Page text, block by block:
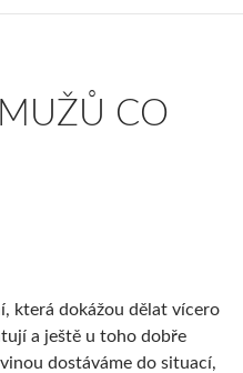
CO
která dokážou dělat vícero
a ještě u toho dobře
dostáváme do situací,